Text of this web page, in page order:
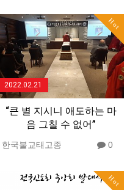
Hot
2022.02.21
“큰 별 지시니 애도하는 마
음 그칠 수 없어”
한국불교태고종 0
Hot